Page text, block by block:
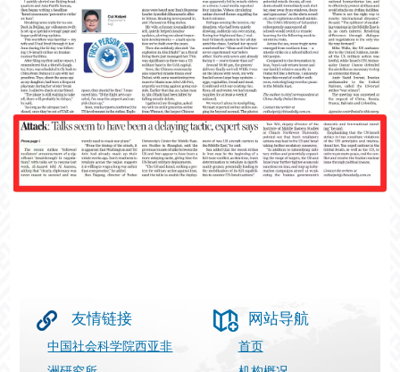
友情链接
中国社会科学院西亚非
网站导航
首页